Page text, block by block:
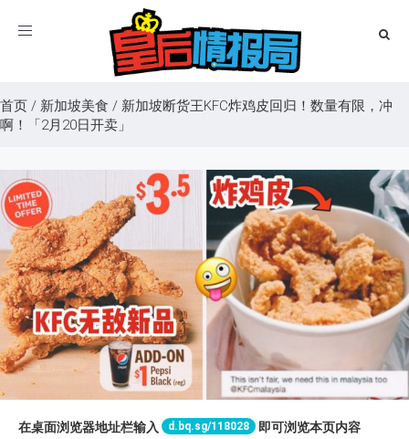
Toggle
首页 / 新加坡美食 / 新加坡断货王KFC炸鸡皮回归！数量有限，冲
啊！「2月20日开卖」
在桌面浏览器地址栏输入 d.bq.sg/118028 即可浏览本页内容